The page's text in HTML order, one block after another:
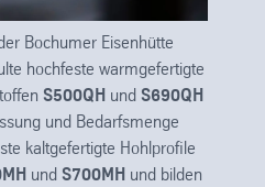
Bochumer Eisenhütte
hochfeste warmgefertigte
S500QH und S690QH
und Bedarfsmenge
kaltgefertigte Hohlprofile
und S700MH und bilden